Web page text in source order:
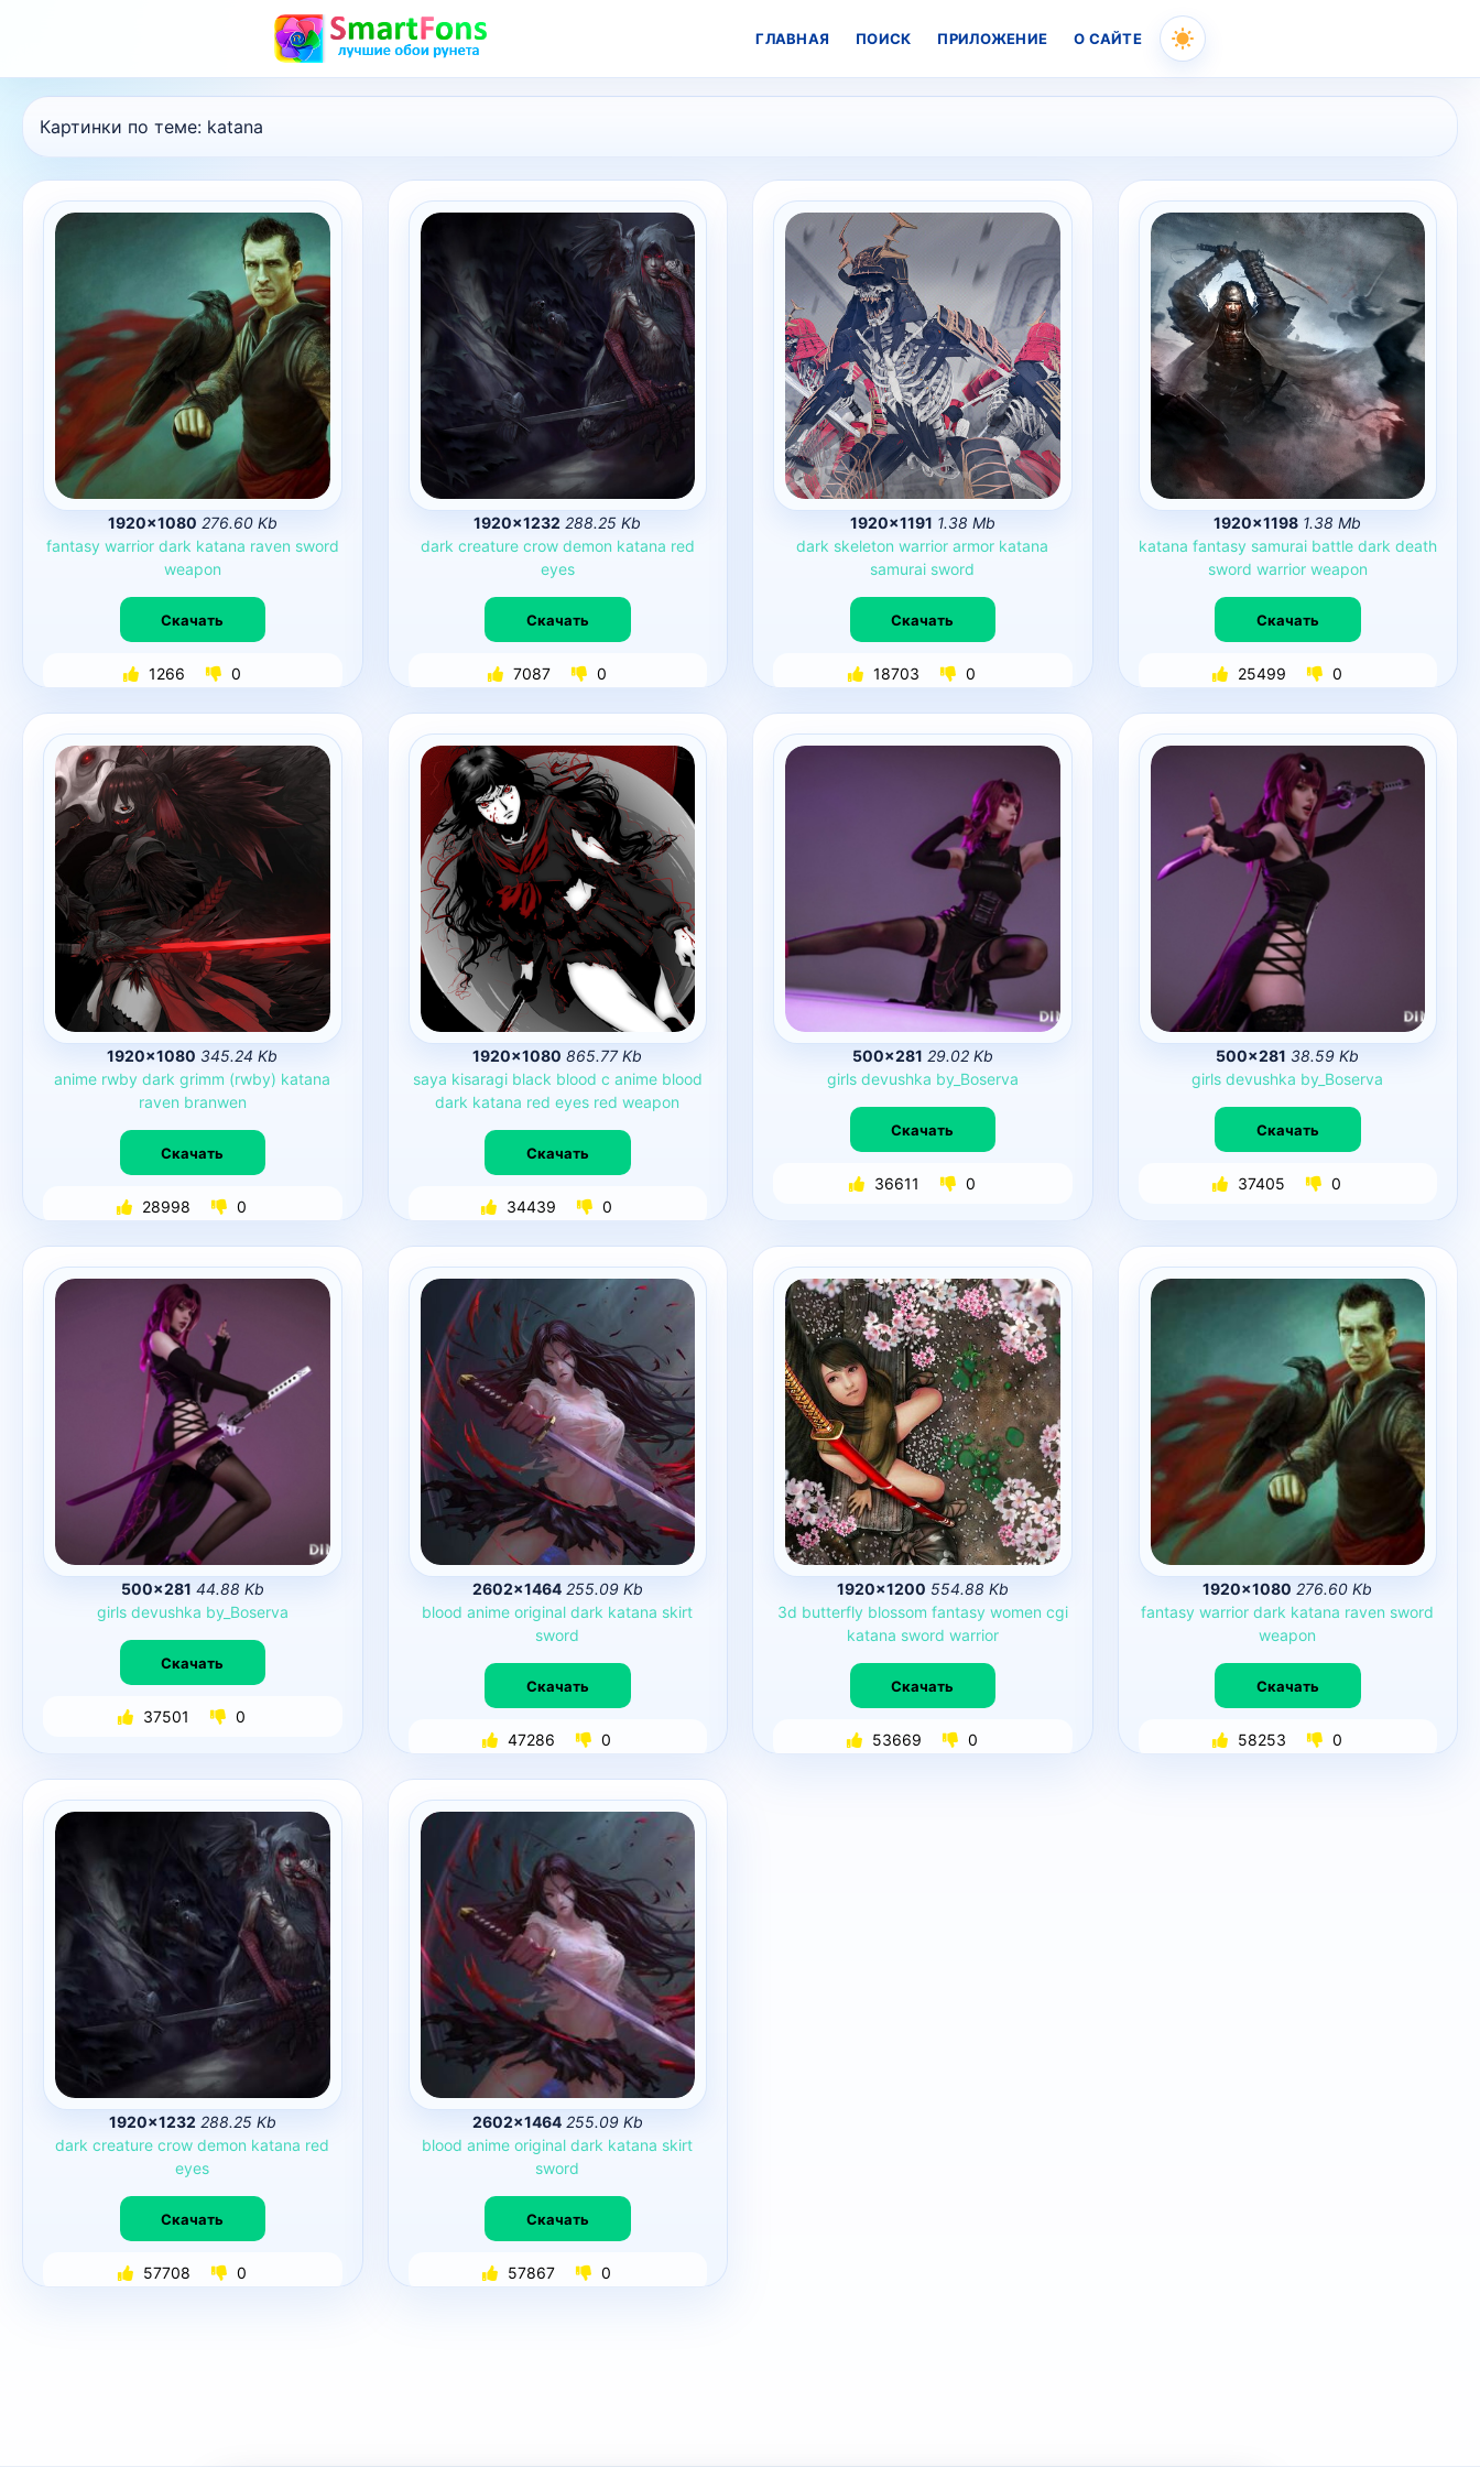
to
ГЛАВНАЯ ПОИСК ПРИЛОЖЕНИЕ О САЙТЕ
Картинки по теме: katana
1920×1080 276.60 Kb
fantasy warrior dark katana raven sword
weapon
Скачать
1266 0
1920×1232 288.25 Kb
dark creature crow demon katana red
eyes
Скачать
7087 0
1920×1191 1.38 Mb
dark skeleton warrior armor katana
samurai sword
Скачать
18703 0
1920×1198 1.38 Mb
katana fantasy samurai battle dark death
sword warrior weapon
Скачать
25499 0
1920×1080 345.24 Kb
anime rwby dark grimm (rwby) katana
raven branwen
Скачать
28998 0
1920×1080 865.77 Kb
saya kisaragi black blood c anime blood
dark katana red eyes red weapon
Скачать
34439 0
500×281 29.02 Kb
girls devushka by_Boserva
Скачать
36611 0
500×281 38.59 Kb
girls devushka by_Boserva
Скачать
37405 0
500×281 44.88 Kb
girls devushka by_Boserva
Скачать
37501 0
2602×1464 255.09 Kb
blood anime original dark katana skirt
sword
Скачать
47286 0
1920×1200 554.88 Kb
3d butterfly blossom fantasy women cgi
katana sword warrior
Скачать
53669 0
1920×1080 276.60 Kb
fantasy warrior dark katana raven sword
weapon
Скачать
58253 0
1920×1232 288.25 Kb
dark creature crow demon katana red
eyes
Скачать
57708 0
2602×1464 255.09 Kb
blood anime original dark katana skirt
sword
Скачать
57867 0